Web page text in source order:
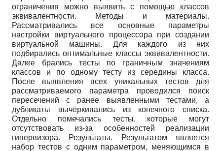
ограничения можно выявить с помощью классов
эквивалентности. Методы и материалы.
Рассматривались все основные параметры
настройки виртуального процессора при создании
виртуальной машины. Для каждого из них
подбирались оптимальные классы эквивалентности.
Далее брались тесты по граничным значениям
классов и по одному тесту из середины класса.
После выявления всех уникальных тестов для
рассматриваемого параметра проводился поиск
пересечений с ранее выявленными тестами, а
дубликаты вычёркивались из конечного списка.
Отдельно помечались тесты, которые могут
отсутствовать из-за особенностей реализации
гипервизора. Результаты. Результатом является
набор тестов с одним параметром, меняющимся в